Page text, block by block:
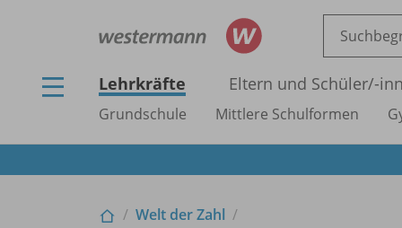
Lehrkräfte Eltern und Schüler/-
Grundschule Mittlere Schulformen
Welt der Zahl